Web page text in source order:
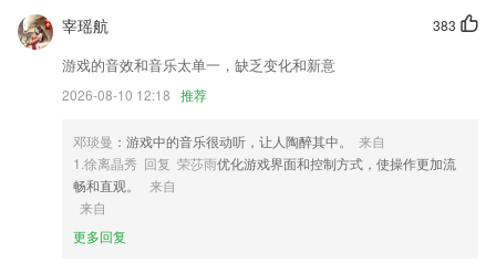
1,即时外呼模式，一键发起，方便易用；
2,提供了丰富的车辆服务，包括导航出行、远程控制、车辆状态查询等
3,客服状态,可以随时设置客服的状态,查询每一个2265客服的在线状态
里能够提供丰富功能可以帮组进行内容创作，小说、论文、以及剧本等都
可以在这里进行写作，十分便捷实用，操作也非常简单，随时都可以创
作，有需要的话就来下载吧！
5,内置pdf渲染引擎，支持pdf文档直接阅读。重新定义下一代办公方式，
为用户提供真正省心的高效办公软件。并且支持一键另存为pdf等常用阅
383
宰瑶航
游戏的音效和音乐太单一，缺乏变化和新意
2026-08-10 12:18 推荐
邓琰曼 ：游戏中的音乐很动听，让人陶醉其中。
来自
1.徐离晶秀 回复 荣莎雨优化游戏界面和控制方式，使操作更加流
畅和直观。
来自
来自
更多回复